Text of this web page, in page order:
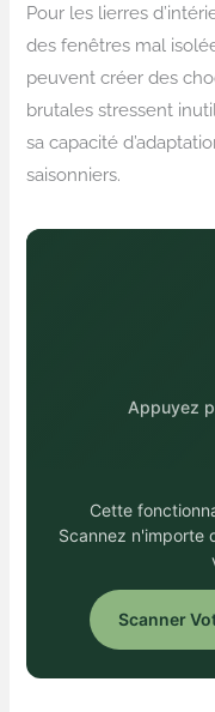
Pour les lierres
des fenêtres mal
peuvent créer des
brutales stressent
sa capacité
saisonniers.
Appuyez
Cette
Scannez n'importe
Scanner